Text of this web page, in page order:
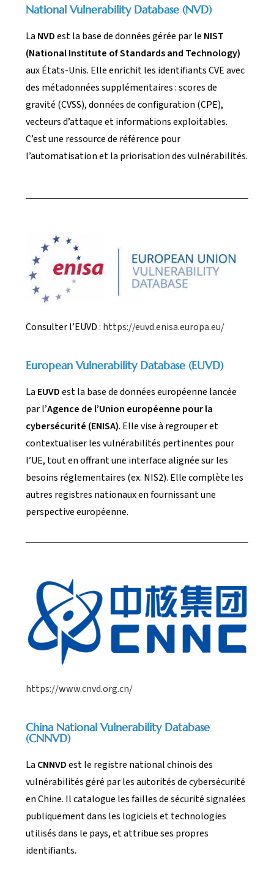
National Vulnerability Database (NVD)
La NVDest la base de données gérée par le NIST
(National Institute of Standards and Technology)
aux États-Unis. Elle enrichit les identifiants CVE avec
des métadonnées supplémentaires : scores de
gravité (CVSS), données de configuration (CPE),
vecteurs d’attaque et informations exploitables.
C’est une ressource de référence pour
l’automatisation et la priorisation des vulnérabilités.
Consulter l’EUVD : https://euvd.enisa.europa.eu/
European Vulnerability Database (EUVD)
La EUVDest la base de données européenne lancée
par l’Agence de l’Union européenne pour la
cybersécurité (ENISA). Elle vise à regrouper et
contextualiser les vulnérabilités pertinentes pour
l’UE, tout en offrant une interface alignée sur les
besoins réglementaires (ex. NIS2). Elle complète les
autres registres nationaux en fournissant une
perspective européenne.
https://www.cnvd.org.cn/
China National Vulnerability Database
(CNNVD)
La CNNVDest le registre national chinois des
vulnérabilités géré par les autorités de cybersécurité
en Chine. Il catalogue les failles de sécurité signalées
publiquement dans les logiciels et technologies
utilisés dans le pays, et attribue ses propres
identifiants.